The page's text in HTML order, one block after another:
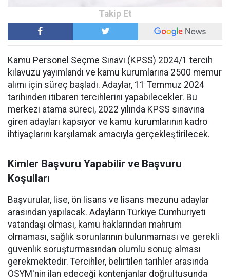
Kamu Personel Seçme Sınavı (KPSS) 2024/1 tercih
kılavuzu yayımlandı ve kamu kurumlarına 2500 memur
alımı için süreç başladı. Adaylar, 11 Temmuz 2024
tarihinden itibaren tercihlerini yapabilecekler. Bu
merkezi atama süreci, 2022 yılında KPSS sınavına
giren adayları kapsıyor ve kamu kurumlarının kadro
ihtiyaçlarını karşılamak amacıyla gerçekleştirilecek.
Kimler Başvuru Yapabilir ve Başvuru
Koşulları
Başvurular, lise, ön lisans ve lisans mezunu adaylar
arasından yapılacak. Adayların Türkiye Cumhuriyeti
vatandaşı olması, kamu haklarından mahrum
olmaması, sağlık sorunlarının bulunmaması ve gerekli
güvenlik soruşturmasından olumlu sonuç alması
gerekmektedir. Tercihler, belirtilen tarihler arasında
ÖSYM'nin ilan edeceği kontenjanlar doğrultusunda